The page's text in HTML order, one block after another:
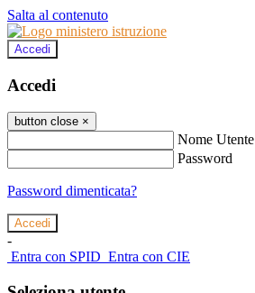
Salta al contenuto
Accedi
Accedi
button close ×
Nome Utente
Password
Password dimenticata?
-
Entra con SPID Entra con CIE